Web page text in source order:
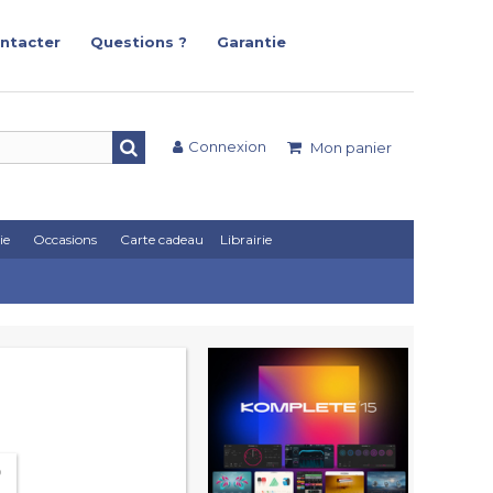
Questions ? Garantie
Mon panier
Connexion
Occasions Carte cadeau Librairie